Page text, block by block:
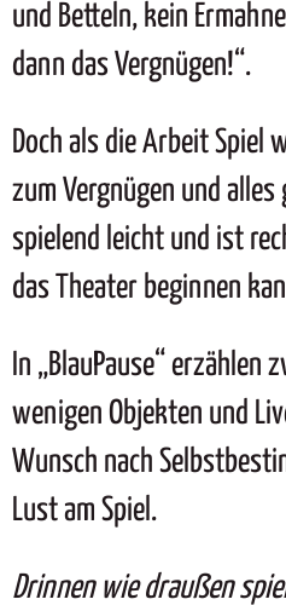
und Betteln, kein
dann das Vergnügen!“.
Doch als die Arbeit Spiel
zum Vergnügen und
spielend leicht und ist
das Theater beginnen
In „BlauPause“
wenigen Objekten und
Wunsch nach
Lust am Spiel.
Drinnen wie draußen